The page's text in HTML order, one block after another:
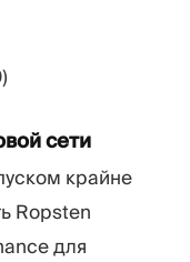
сети
крайне
Ropsten
для